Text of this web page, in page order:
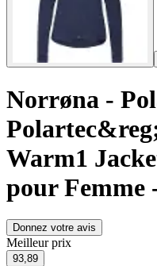
Norrøna -
Warm1
pour Femme
Donnez votre avis
Meilleur prix
93,89